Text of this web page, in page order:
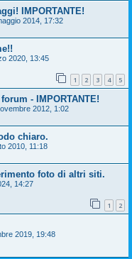
IMPORTANTE!
2014, 17:32
2020, 13:45
1 2 3 4 5
- IMPORTANTE!
2012, 1:02
chiaro.
2010, 11:18
foto di altri siti.
14:27
1 2
2019, 19:48